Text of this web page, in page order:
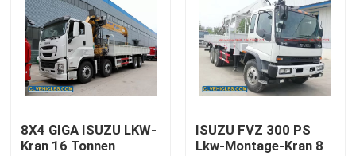
8X4 GIGA ISUZU LKW-
Kran 16 Tonnen
ISUZU FVZ 300 PS
Lkw-Montage-Kran 8